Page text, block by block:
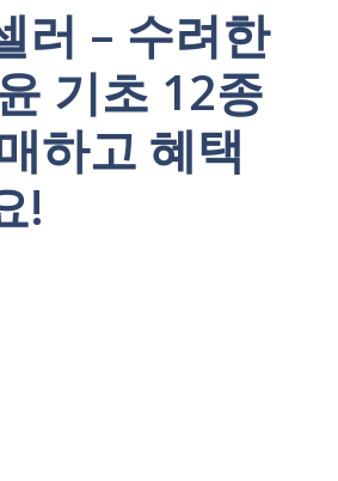
러 – 수려한
기초 12종
하고 혜택
!